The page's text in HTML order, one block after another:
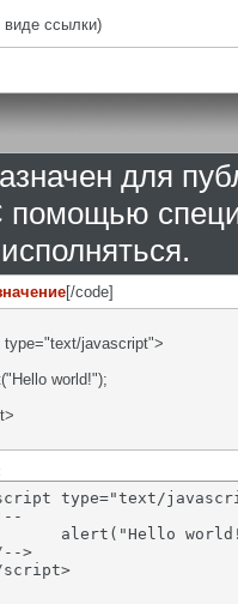
виде ссылки)
для
[/code]
type="text/javascript">
world!");
type="text/
>
script>